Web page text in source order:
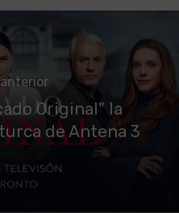
Original" la
de Antena 3